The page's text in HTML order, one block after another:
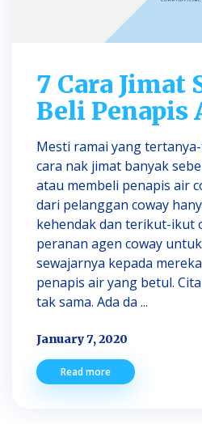
7 Cara Jimat
Beli Penapis
Mesti ramai yang
cara nak jimat banyak
atau membeli penapis air
dari pelanggan coway
kehendak dan terikut-ikut
peranan agen coway
sewajarnya kepada
penapis air yang betul.
tak sama. Ada da ...
January 7, 2020
Read more